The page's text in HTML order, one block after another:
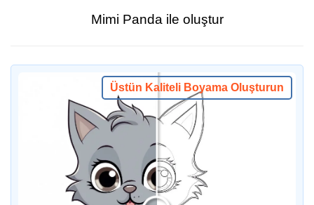
Mimi Panda ile oluştur
Üstün Kaliteli Boyama Oluşturun